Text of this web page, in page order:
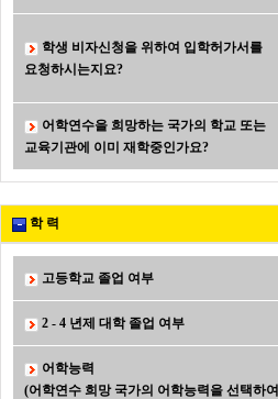
학생 비자신청을 위하여 입학허가서를
요청하시는지요?
어학연수을 희망하는 국가의 학교 또는
교육기관에 이미 재학중인가요?
학 력
고등학교 졸업 여부
2 - 4 년제 대학 졸업 여부
어학능력
(어학연수 희망 국가의 어학능력을 선택하여